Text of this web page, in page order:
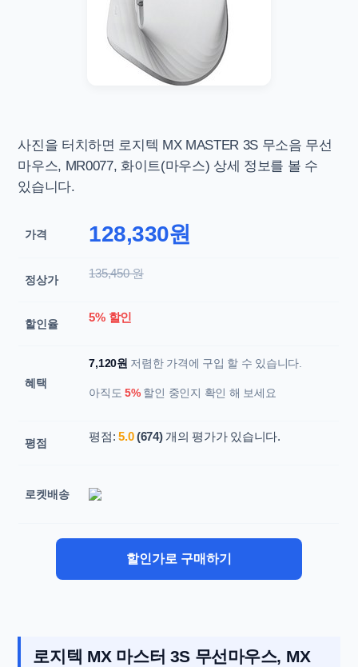
사진을 터치하면 로지텍 MX MASTER 3S 무소음 무선
마우스, MR0077, 화이트(마우스) 상세 정보를 볼 수
있습니다.
가격 128,330원
정상가 135,450 원
할인율 5% 할인
혜택
7,120원 저렴한 가격에 구입 할 수 있습니다.
아직도5%할인 중인지 확인 해 보세요
평점 평점:5.0 (674)개의 평가가 있습니다.
로켓배송
할인가로 구매하기
로지텍 MX 마스터 3S 무선마우스, MX